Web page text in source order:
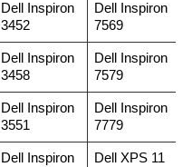
Dell Inspiron
3452
Dell Inspiron
7569
Dell Inspiron
3458
Dell Inspiron
7579
Dell Inspiron
3551
Dell Inspiron
7779
Dell Inspiron
Dell XPS 11